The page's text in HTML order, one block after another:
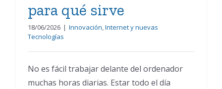
para qué sirve
18/06/2026 | Innovación,Internet y nuevas
Tecnologías
No es fácil trabajar delante del ordenador
muchas horas diarias. Estar todo el día